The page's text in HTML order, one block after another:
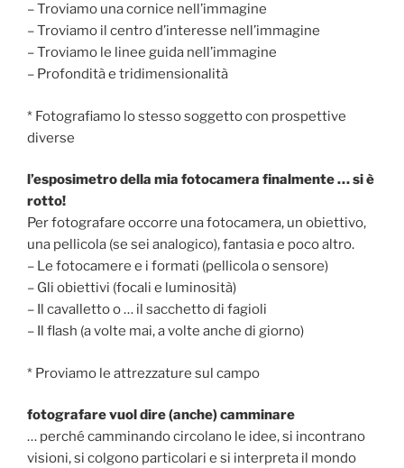
– Troviamo una cornice nell’immagine
– Troviamo il centro d’interesse nell’immagine
– Troviamo le linee guida nell’immagine
– Profondità e tridimensionalità
* Fotografiamo lo stesso soggetto con prospettive
diverse
l’esposimetro della mia fotocamera finalmente … si è
rotto!
Per fotografare occorre una fotocamera, un obiettivo,
una pellicola (se sei analogico), fantasia e poco altro.
– Le fotocamere e i formati (pellicola o sensore)
– Gli obiettivi (focali e luminosità)
– Il cavalletto o … il sacchetto di fagioli
– Il flash (a volte mai, a volte anche di giorno)
* Proviamo le attrezzature sul campo
fotografare vuol dire (anche) camminare
… perché camminando circolano le idee, si incontrano
visioni, si colgono particolari e si interpreta il mondo